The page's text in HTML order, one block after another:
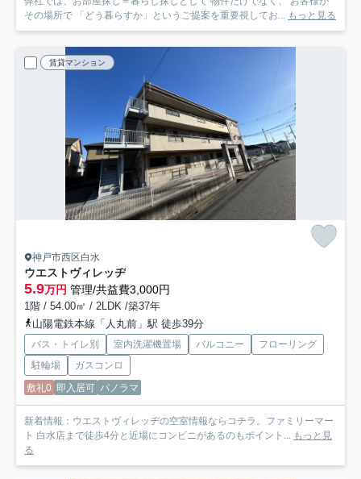
その場所で 「どう暮らすか」というご提案を重要視してお... もっと見る
賃貸マンション
神戸市西区白水
ウエストヴィレッヂ
5.9万円 管理/共益費3,000円
1階 / 54.00㎡ / 2LDK /築37年
山陽電鉄本線「人丸前」駅 徒歩39分
バス・トイレ別 室内洗濯機置場 バルコニー
フローリング
駐輪場
ガスコンロ
敷礼0 即入居可 パノラマ
新着情報：ウエストヴィレッヂの空室情報ならコチラ。ファミリーマー
ト 白水店まで徒歩4分と近場にコンビニがあるのもポイント... もっと見
る